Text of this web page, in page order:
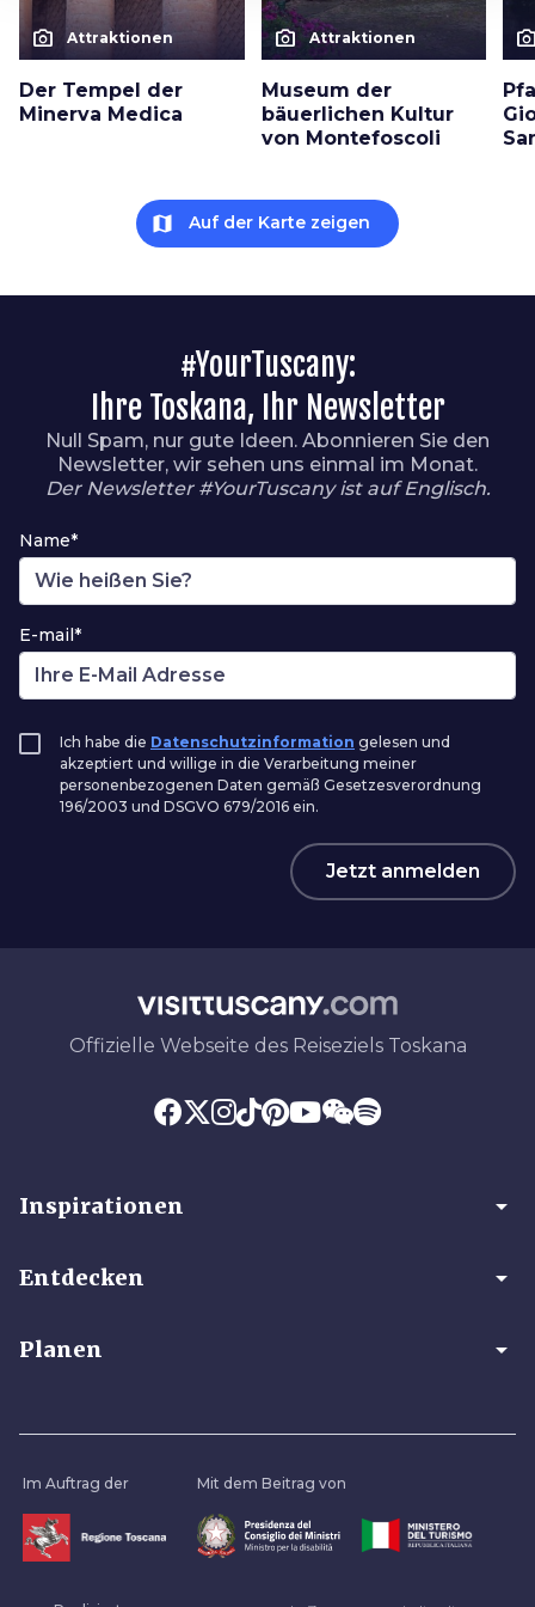
photo_camera Attraktionen
Der Tempel der
Minerva Medica
photo_camera Attraktionen
Museum der
bäuerlichen Kultur
von Montefoscoli
map Auf der Karte zeigen
#YourTuscany:
Ihre Toskana, Ihr Newsletter
Null Spam, nur gute Ideen. Abonnieren Sie den
Newsletter, wir sehen uns einmal im Monat.
Der Newsletter #YourTuscany ist auf Englisch.
Name*
E-mail*
Ich habe die Datenschutzinformation gelesen und
akzeptiert und willige in die Verarbeitung meiner
personenbezogenen Daten gemäß Gesetzesverordnung
196/2003 und DSGVO 679/2016 ein.
Jetzt anmelden
Offizielle Webseite des Reiseziels Toskana
Inspirationen arrow_drop_down
Entdecken arrow_drop_down
Planen arrow_drop_down
Im Auftrag der Mit dem Beitrag von